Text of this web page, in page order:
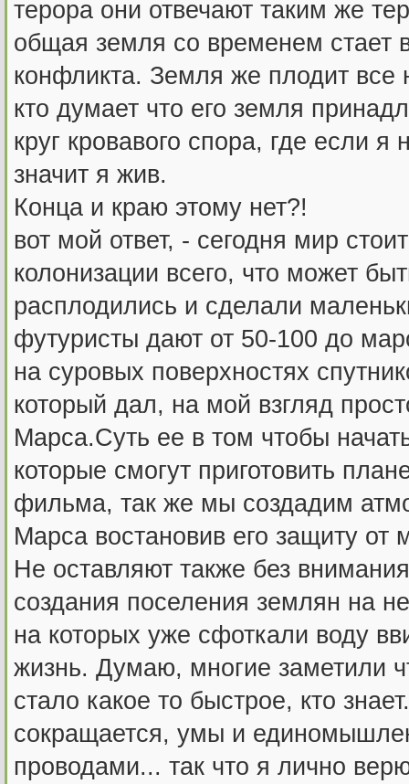
терора они отвечают таким же
общая земля со временем стает
конфликта. Земля же плодит все
кто думает что его земля
круг кровавого спора, где если
значит я жив.
Конца и краю этому нет?!
вот мой ответ, - сегодня мир
колонизации всего, что может
расплодились и сделали
футуристы дают от 50-100 до
на суровых поверхностях
который дал, на мой взгляд
Марса.Суть ее в том чтобы
которые смогут приготовить
фильма, так же мы создадим
Марса востановив его защиту от
Не оставляют также без
создания поселения землян на
на которых уже сфоткали воду
жизнь. Думаю, многие заметили
стало какое то быстрое, кто
сокращается, умы и
проводами... так что я лично